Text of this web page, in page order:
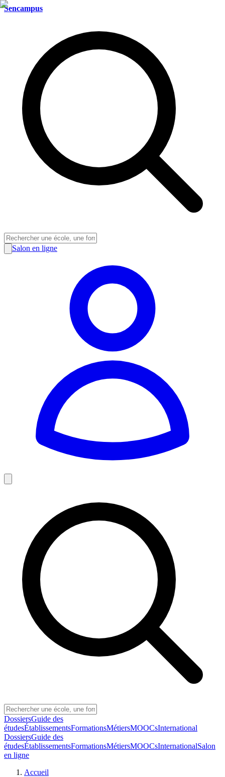
Sencampus
Salon en ligne
DossiersGuide des
étudesÉtablissementsFormationsMétiersMOOCsInternational
DossiersGuide des
étudesÉtablissementsFormationsMétiersMOOCsInternationalSalon
en ligne
Accueil